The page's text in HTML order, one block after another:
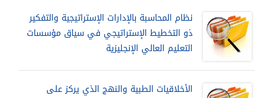
نظام المحاسبة بالإدارات الإستراتيجية والتفكير
ذو التخطيط الإستراتيجي في سياق مؤسسات
التعليم العالي الإنجليزية
الأخلاقيات الطبية والنهج الذي يركز على